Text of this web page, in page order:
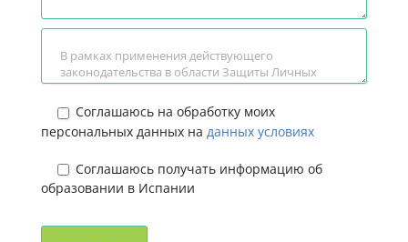
Соглашаюсь на обработку моих
персональных данных на данных условиях
Соглашаюсь получать информацию об
образовании в Испании